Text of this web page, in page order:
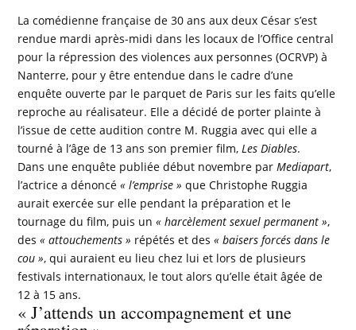
La comédienne française de 30 ans aux deux César s’est
rendue mardi après-midi dans les locaux de l’Office central
pour la répression des violences aux personnes (OCRVP) à
Nanterre, pour y être entendue dans le cadre d’une
enquête ouverte par le parquet de Paris sur les faits qu’elle
reproche au réalisateur. Elle a décidé de porter plainte à
l’issue de cette audition contre M. Ruggia avec qui elle a
tourné à l’âge de 13 ans son premier film,Les Diables.
Dans une enquête publiée début novembre parMediapart,
l’actrice a dénoncé« l’emprise » que Christophe Ruggia
aurait exercée sur elle pendant la préparation et le
tournage du film, puis un« harcèlement sexuel permanent »,
des« attouchements » répétés et des« baisers forcés dans le
cou », qui auraient eu lieu chez lui et lors de plusieurs
festivals internationaux, le tout alors qu’elle était âgée de
12 à 15 ans.
« J’attends un accompagnement et une